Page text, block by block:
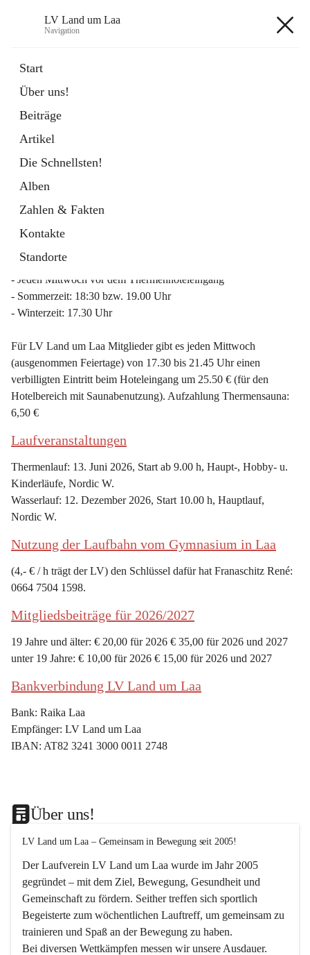
LV Land um Laa
Navigation
Start
Über uns!
Beiträge
Artikel
Die Schnellsten!
Alben
Zahlen & Fakten
Kontakte
Standorte
Externe Webseite
in
Tab
Mitgliederinfo 2026
Lauftreff
- Jeden Mittwoch vor dem Thermenhoteleingang
- Sommerzeit: 18:30 bzw. 19.00 Uhr
- Winterzeit: 17.30 Uhr
Für LV Land um Laa Mitglieder gibt es jeden Mittwoch
(ausgenommen Feiertage) von 17.30 bis 21.45 Uhr einen
verbilligten Eintritt beim Hoteleingang um 25.50 € (für den
Hotelbereich mit Saunabenutzung). Aufzahlung Thermensauna:
6,50 €
Laufveranstaltungen
Thermenlauf: 13. Juni 2026, Start ab 9.00 h, Haupt-, Hobby- u.
Kinderläufe, Nordic W.
Wasserlauf: 12. Dezember 2026, Start 10.00 h, Hauptlauf,
Nordic W.
Nutzung der Laufbahn vom Gymnasium in Laa
(4,- € / h trägt der LV) den Schlüssel dafür hat Franaschitz René:
0664 7504 1598.
Mitgliedsbeiträge für 2026/2027
19 Jahre und älter: € 20,00 für 2026 € 35,00 für 2026 und 2027
unter 19 Jahre: € 10,00 für 2026 € 15,00 für 2026 und 2027
Bankverbindung LV Land um Laa
Bank: Raika Laa
Empfänger: LV Land um Laa
IBAN: AT82 3241 3000 0011 2748
Über uns!
LV Land um Laa – Gemeinsam in Bewegung seit 2005!
Der Laufverein LV Land um Laa wurde im Jahr 2005
gegründet – mit dem Ziel, Bewegung, Gesundheit und
Gemeinschaft zu fördern. Seither treffen sich sportlich
Begeisterte zum wöchentlichen Lauftreff, um gemeinsam zu
trainieren und Spaß an der Bewegung zu haben.
Bei diversen Wettkämpfen messen wir unsere Ausdauer.